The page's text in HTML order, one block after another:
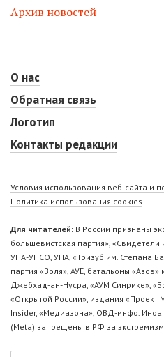
Архив новостей
О нас
Обратная связь
Логотип
Контакты редакции
Условия использования веб-сайта и
Политика использования cookies
Для читателей: В России признаны
большевистская партия»,
УНА-УНСО, УПА, «Тризуб им. Степана
партия «Воля», АУЕ, батальоны
Джебхад-ан-Нусра, «АУМ Синрике»,
«Открытой России», издания
Insider, «Медиазона», ОВД-инфо.
(Metа) запрещены в РФ за экстремизм.